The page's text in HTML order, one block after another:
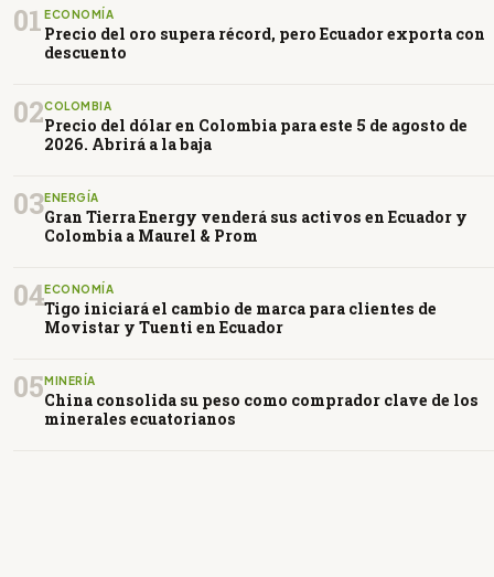
01 ECONOMÍA
Precio del oro supera récord, pero Ecuador exporta con
descuento
02COLOMBIA
Precio del dólar en Colombia para este 5 de agosto de
2026. Abrirá a la baja
03ENERGÍA
Gran Tierra Energy venderá sus activos en Ecuador y
Colombia a Maurel & Prom
04ECONOMÍA
Tigo iniciará el cambio de marca para clientes de
Movistar y Tuenti en Ecuador
05 MINERÍA
China consolida su peso como comprador clave de los
minerales ecuatorianos